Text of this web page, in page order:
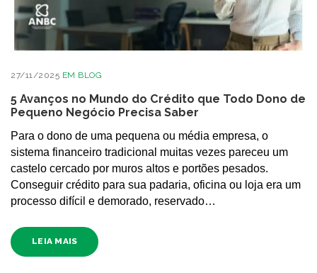
27/11/2025 EM BLOG
5 Avanços no Mundo do Crédito que Todo Dono de
Pequeno Negócio Precisa Saber
Para o dono de uma pequena ou média empresa, o
sistema financeiro tradicional muitas vezes pareceu um
castelo cercado por muros altos e portões pesados.
Conseguir crédito para sua padaria, oficina ou loja era um
processo difícil e demorado, reservado…
LEIA MAIS